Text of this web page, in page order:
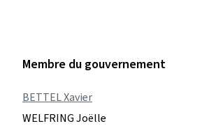
Membre du gouvernement
BETTEL Xavier
WELFRING Joëlle